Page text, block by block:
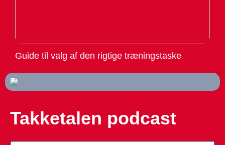
Guide til valg af den rigtige træningstaske
Takketalen podcast